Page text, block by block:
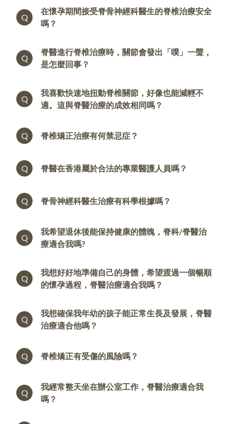
Q
在懷孕期間接受脊骨神經科醫生的脊椎治療安全
嗎？
Q
脊醫進行脊椎治療時，關節會發出「噗」一聲，
是怎麼回事？
Q
我喜歡快速地扭動脊椎關節，好像也能減輕不
適。這與脊醫治療的成效相同嗎？
Q 脊椎矯正治療有何禁忌症？
Q 脊醫在香港屬於合法的專業醫護人員嗎？
Q 脊骨神經科醫生治療有科學根據嗎？
Q
我希望退休後能保持健康的體魄，脊科/脊醫治
療適合我嗎?
Q
我想好好地準備自己的身體，希望渡過一個暢順
的懷孕過程，脊醫治療適合我嗎？
Q
我想確保我年幼的孩子能正常生長及發展，脊醫
治療適合他嗎？
Q 脊椎矯正有受傷的風險嗎？
Q
我經常整天坐在辦公室工作，脊醫治療適合我
嗎？